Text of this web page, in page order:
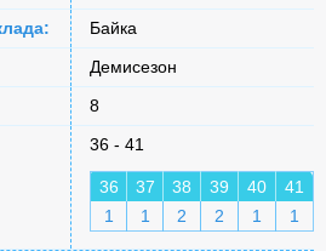
Байка
Демисезон
8
36 - 41
36 37 38 39 40
41
1
1 2 2 1 1